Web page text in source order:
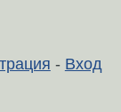
- Вход